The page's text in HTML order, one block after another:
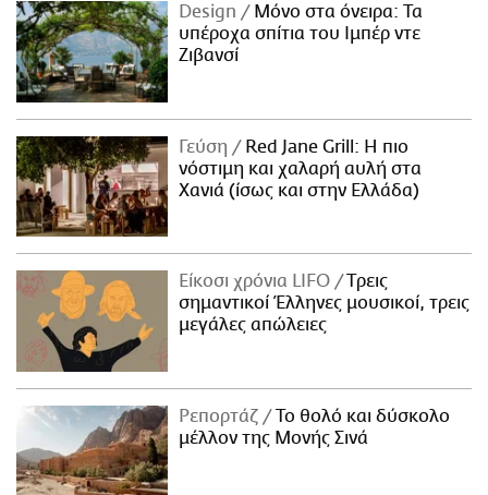
Design
Μόνο στα όνειρα: Τα
υπέροχα σπίτια του Ιμπέρ ντε
Ζιβανσί
Γεύση
Red Jane Grill: Η πιο
νόστιμη και χαλαρή αυλή στα
Χανιά (ίσως και στην Ελλάδα)
Είκοσι χρόνια LIFO
Tρεις
σημαντικοί Έλληνες μουσικοί, τρεις
μεγάλες απώλειες
Ρεπορτάζ
Το θολό και δύσκολο
μέλλον της Μονής Σινά